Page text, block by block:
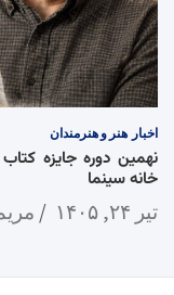
اخبار هنر و هنرمندان
نهمین دوره جایزه
خانه سینما
تیر ۲۴, ۱۴۰۵